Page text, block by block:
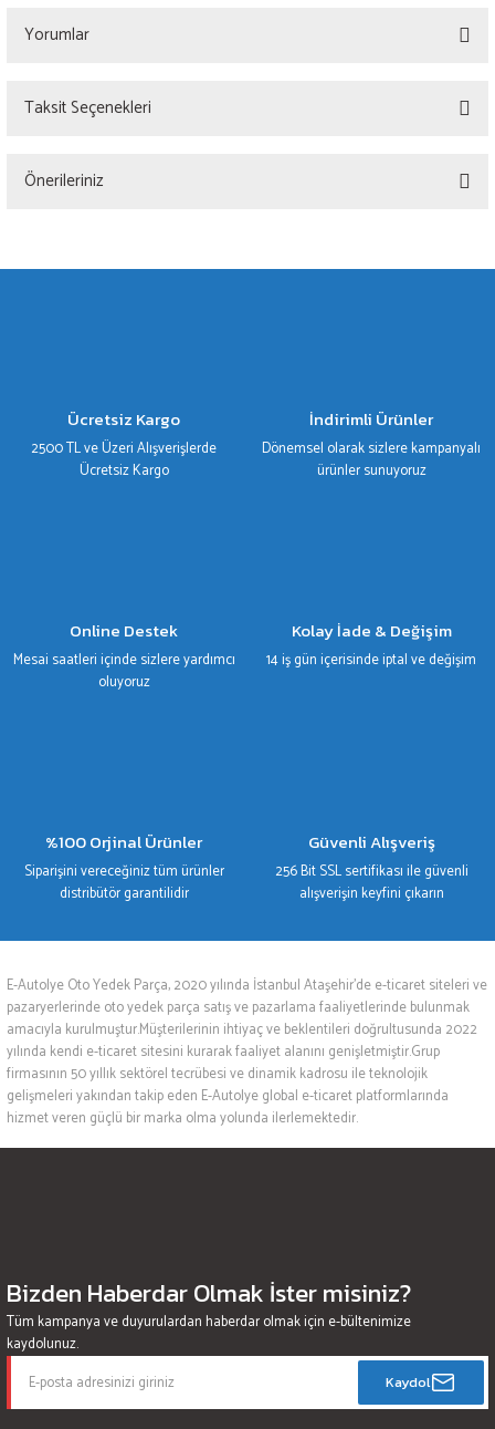
Yorumlar
Taksit Seçenekleri
Önerileriniz
gördüğünüz noktaları öneri formunu kullanarak tarafımıza iletebilirsiniz.
Ürün fiyatı diğer sitelerden daha pahalı.
Bu ürüne benzer farklı alternatifler olmalı.
Ücretsiz Kargo
2500 TL ve Üzeri Alışverişlerde
Ücretsiz Kargo
İndirimli Ürünler
Dönemsel olarak sizlere kampanyalı
ürünler sunuyoruz
Online Destek
Mesai saatleri içinde sizlere yardımcı
oluyoruz
Kolay İade & Değişim
14 iş gün içerisinde iptal ve değişim
%100 Orjinal Ürünler
Siparişini vereceğiniz tüm ürünler
distribütör garantilidir
Güvenli Alışveriş
256 Bit SSL sertifikası ile güvenli
alışverişin keyfini çıkarın
E-Autolye Oto Yedek Parça, 2020 yılında İstanbul Ataşehir’de e-ticaret siteleri ve
pazaryerlerinde oto yedek parça satış ve pazarlama faaliyetlerinde bulunmak
amacıyla kurulmuştur.Müşterilerinin ihtiyaç ve beklentileri doğrultusunda 2022
yılında kendi e-ticaret sitesini kurarak faaliyet alanını genişletmiştir.Grup
firmasının 50 yıllık sektörel tecrübesi ve dinamik kadrosu ile teknolojik
gelişmeleri yakından takip eden E-Autolye global e-ticaret platformlarında
hizmet veren güçlü bir marka olma yolunda ilerlemektedir.
Bizden Haberdar Olmak İster misiniz?
Tüm kampanya ve duyurulardan haberdar olmak için e-bültenimize
kaydolunuz.
Kaydol